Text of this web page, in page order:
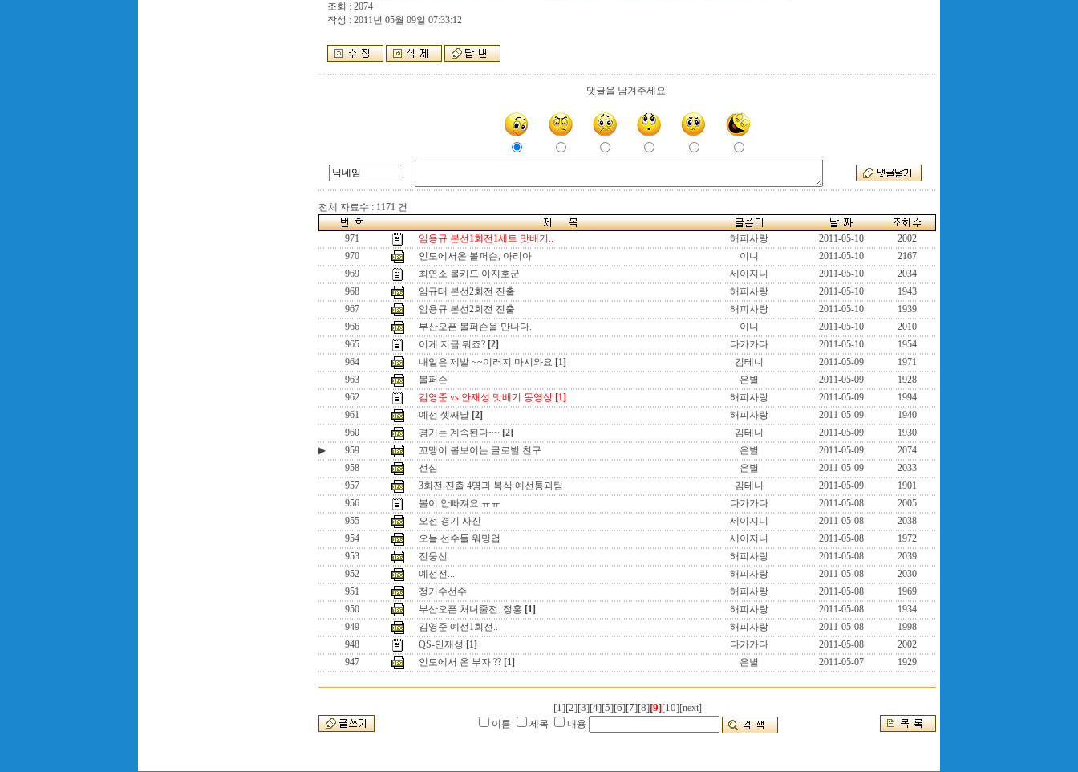
조회 : 2074
작성 : 2011년 05월 09일 07:33:12
댓글을 남겨주세요.
전체 자료수 : 1171 건
971 임용규 본선1회전1세트 맛배기.. 해피사랑 2011-05-10
2002
970
인도에서온 볼퍼슨, 아리아 이니 2011-05-10
2167
969
최연소 볼키드 이지호군 세이지니 2011-05-10
2034
968
임규태 본선2회전 진출 해피사랑 2011-05-10
1943
967
임용규 본선2회전 진출 해피사랑 2011-05-10
1939
966
부산오픈 볼퍼슨을 만나다. 이니 2011-05-10
2010
965
이게 지금 뭐죠? [2] 다가가다 2011-05-10
1954
964
내일은 제발 ~~이러지 마시와요 [1] 김테니 2011-05-09
1971
963
볼퍼슨 은별 2011-05-09
1928
962
김영준 vs 안재성 맛배기 동영상 [1] 해피사랑 2011-05-09
1994
961
예선 셋째날 [2] 해피사랑 2011-05-09
1940
960
경기는 계속된다~~ [2] 김테니 2011-05-09
1930
▶
959 꼬맹이 볼보이는 글로벌 친구 은별 2011-05-09
2074
958
선심 은별 2011-05-09
2033
957
3회전 진출 4명과 복식 예선통과팀 김테니 2011-05-09
1901
956
볼이 안빠져요.ㅠㅠ 다가가다 2011-05-08
2005
955
오전 경기 사진 세이지니 2011-05-08
2038
954
오늘 선수들 워밍업 세이지니 2011-05-08
1972
953
전웅선 해피사랑 2011-05-08
2039
952
예선전... 해피사랑 2011-05-08
2030
951
정기수선수 해피사랑 2011-05-08
1969
950
부산오픈 처녀줄전..정홍 [1] 해피사랑 2011-05-08
1934
949
김영준 예선1회전.. 해피사랑 2011-05-08
1998
948
QS-안재성 [1] 다가가다 2011-05-08
2002
947
인도에서 온 부자 ?? [1] 은별 2011-05-07 1929
[1][2][3][4][5][6][7][8][9][10][next]
이름
제목 내용